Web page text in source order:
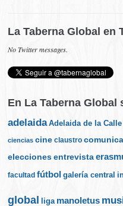
La Taberna Global en
No Twitter messages.
En La Taberna Global
adelaida Adelaida de la Calle
ciencias cine claustro
elecciones entrevista
facultad fútbol galería central
global liga manoletus